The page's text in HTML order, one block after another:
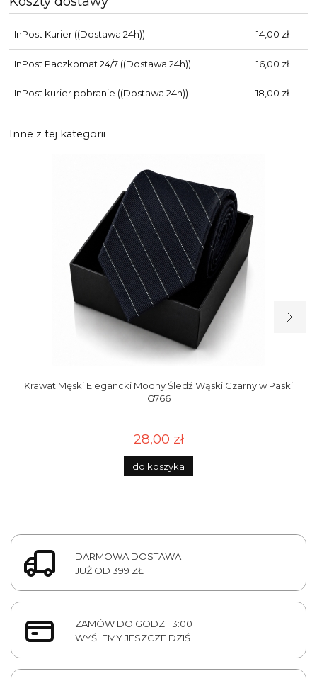
InPost Kurier ((Dostawa 24h)) 14,00 zł
InPost Paczkomat 24/7((Dostawa 24h)) 16,00 zł
InPost kurier pobranie ((Dostawa 24h)) 18,00 zł
Inne z tej kategorii
Krawat Męski Elegancki Modny Śledź Wąski Czarny w Paski
G766
28,00 zł
do koszyka
DARMOWA DOSTAWA
JUŻ OD 399 ZŁ
ZAMÓW DO GODZ. 13:00
WYŚLEMY JESZCZE DZIŚ